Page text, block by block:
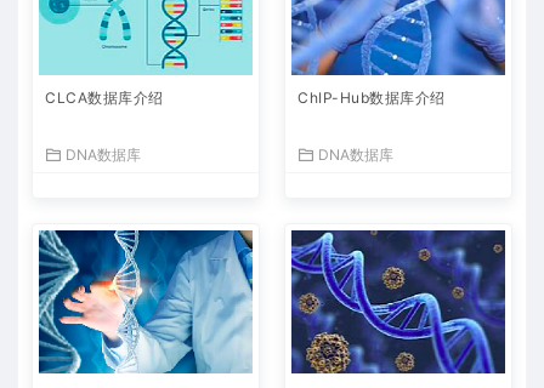
CLCA数据库介绍
DNA数据库
ChIP-Hub数据库介绍
DNA数据库